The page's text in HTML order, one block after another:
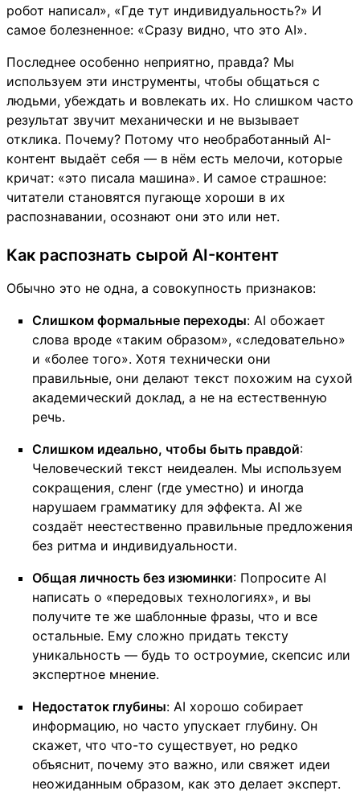
робот написал», «Где тут индивидуальность?» И
самое болезненное: «Сразу видно, что это AI».
Последнее особенно неприятно, правда? Мы
используем эти инструменты, чтобы общаться с
людьми, убеждать и вовлекать их. Но слишком часто
результат звучит механически и не вызывает
отклика. Почему? Потому что необработанный AI-
контент выдаёт себя — в нём есть мелочи, которые
кричат: «это писала машина». И самое страшное:
читатели становятся пугающе хороши в их
распознавании, осознают они это или нет.
Как распознать сырой AI-контент
Обычно это не одна, а совокупность признаков:
Слишком формальные переходы: AI обожает
слова вроде «таким образом», «следовательно»
и «более того». Хотя технически они
правильные, они делают текст похожим на сухой
академический доклад, а не на естественную
речь.
Слишком идеально, чтобы быть правдой:
Человеческий текст неидеален. Мы используем
сокращения, сленг (где уместно) и иногда
нарушаем грамматику для эффекта. AI же
создаёт неестественно правильные предложения
без ритма и индивидуальности.
Общая личность без изюминки: Попросите AI
написать о «передовых технологиях», и вы
получите те же шаблонные фразы, что и все
остальные. Ему сложно придать тексту
уникальность — будь то остроумие, скепсис или
экспертное мнение.
Недостаток глубины: AI хорошо собирает
информацию, но часто упускает глубину. Он
скажет, что что-то существует, но редко
объяснит, почему это важно, или свяжет идеи
неожиданным образом, как это делает эксперт.